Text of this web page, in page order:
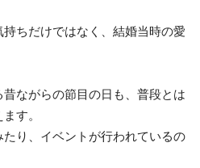
ちだけではなく、結婚当時の愛
ながらの節目の日も、普段とは
す。
り、イベントが行われているの